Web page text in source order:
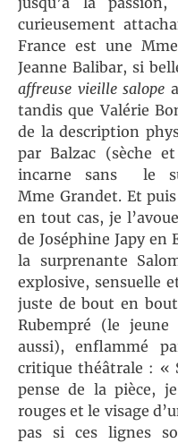
curieusement
France est une
Jeanne Balibar, si
affreuse vieille salope
tandis que Valérie
de la description
par Balzac (sèche
incarne sans le
Mme Grandet. Et
en tout cas, je
de Joséphine Japy
la surprenante
explosive, sensuelle
juste de bout en
Rubempré (le
aussi), enflammé
critique théâtrale : «
pense de la pièce,
rouges et le visage
pas si ces lignes